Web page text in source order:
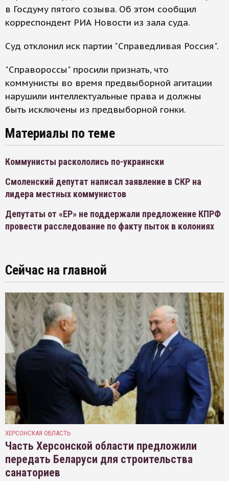
в Госдуму пятого созыва. Об этом сообщил
корреспондент РИА Новости из зала суда.
Суд отклонил иск партии "Справедливая Россия".
"Справороссы" просили признать, что
коммунисты во время предвыборной агитации
нарушили интеллектуальные права и должны
быть исключены из предвыборной гонки.
Материалы по теме
Коммунисты раскололись по-украински
Смоленский депутат написал заявление в СКР на
лидера местных коммунистов
Депутаты от «ЕР» не поддержали предложение КПРФ
провести расследование по факту пыток в колониях
Сейчас на главной
ХЕРСОНСКАЯ ОБЛАСТЬ
Часть Херсонской области предложили
передать Беларуси для строительства
санаториев